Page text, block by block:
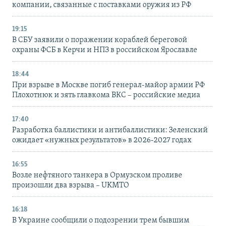
компании, связанные с поставками оружия из РФ
19:15
В СБУ заявили о поражении кораблей береговой
охраны ФСБ в Керчи и НПЗ в российском Ярославле
18:44
При взрыве в Москве погиб генерал-майор армии РФ
Плохотнюк и зять главкома ВКС – российские медиа
17:40
Разработка баллистики и антибаллистики: Зеленский
ожидает «нужных результатов» в 2026-2027 годах
16:55
Возле нефтяного танкера в Ормузском проливе
произошли два взрыва – UKMTO
16:18
В Украине сообщили о подозрении трем бывшим